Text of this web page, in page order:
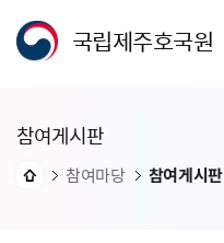
국립제주호국원
참여게시판
참여마당 참여게시판